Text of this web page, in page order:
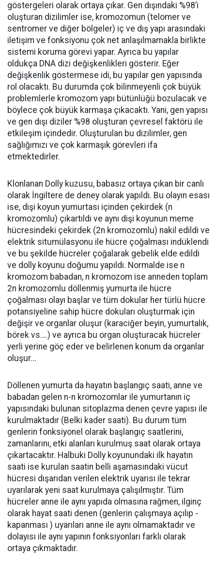
göstergeleri olarak ortaya çıkar. Gen dışındaki %98’i
oluşturan dizilimler ise, kromozomun (telomer ve
sentromer ve diğer bölgeler) iç ve dış yapı arasındaki
iletişim ve fonksiyonu çok net anlaşılmamakla birlikte
sistemi koruma görevi yapar. Ayrıca bu yapılar
oldukça DNA dizi değişkenlikleri gösterir. Eğer
değişkenlik göstermese idi, bu yapılar gen yapısında
rol olacaktı. Bu durumda çok bilinmeyenli çok büyük
problemlerle kromozom yapı bütünlüğü bozulacak ve
böylece çok büyük karmaşa çıkacaktı. Yani, gen yapısı
ve gen dışı diziler %98 oluşturan çevresel faktörü ile
etkileşim içindedir. Oluşturulan bu dizilimler, gen
sağlığımızı ve çok karmaşık görevleri ifa
etmektedirler.
Klonlanan Dolly kuzusu, babasız ortaya çıkan bir canlı
olarak İngiltere de deney olarak yapıldı. Bu olayın esası
ise, dişi koyun yumurtası içinden çekirdek (n
kromozomlu) çıkartıldı ve aynı dişi koyunun meme
hücresindeki çekirdek (2n kromozomlu) nakil edildi ve
elektrik situmülasyonu ile hücre çoğalması indüklendi
ve bu şekilde hücreler çoğalarak gebelik elde edildi
ve dolly koyunu doğumu yapıldı. Normalde ise n
kromozom babadan, n kromozom ise anneden toplam
2n kromozomlu döllenmiş yumurta ile hücre
çoğalması olayı başlar ve tüm dokular her türlü hücre
potansiyeline sahip hücre dokuları oluşturmak için
değişir ve organlar oluşur (karaciğer beyin, yumurtalık,
börek vs….) ve ayrıca bu organ oluşturacak hücreler
yerli yerine göç eder ve belirlenen konum da organlar
oluşur...
Döllenen yumurta da hayatın başlangıç saati, anne ve
babadan gelen n-n kromozomlar ile yumurtanın iç
yapısındaki bulunan sitoplazma denen çevre yapısı ile
kurulmaktadır (Belki kader saati). Bu durum tüm
genlerin fonksiyonel olarak başlangıç saatlerini,
zamanlarını, etki alanları kurulmuş saat olarak ortaya
çıkartacaktır. Halbuki Dolly koyunundaki ilk hayatın
saati ise kurulan saatin belli aşamasındaki vücut
hücresi dışarıdan verilen elektrik uyarısı ile tekrar
uyarılarak yeni saat kurulmaya çalışılmıştır. Tüm
hücreler anne ile aynı yapıda olmasına rağmen, ilginç
olarak hayat saati denen (genlerin çalışmaya açılıp -
kapanması ) uyarıları anne ile aynı olmamaktadır ve
dolayısı ile aynı yapının fonksiyonları farklı olarak
ortaya çıkmaktadır.